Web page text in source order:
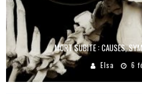
MORT SUBITE : CAUSES,
Elsa 6